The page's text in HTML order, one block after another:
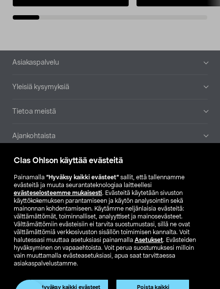
Clas Ohlson käyttää evästeitä
Painamalla ”Hyväksy kaikki evästeet” sallit, että tallennamme
evästeitä ja muuta seurantateknologiaa laitteellesi
evästeselosteemme mukaisesti. Evästeitä käytetään sivuston
käyttökokemuksen parantamiseen ja käytön analysointiin sekä
mainonnan kohdentamiseen. Käytämme neljänlaisia evästeitä:
välttämättömät, toiminnalliset, analyyttiset ja mainosevästeet.
Välttämättömiin evästeisiin ei tarvita suostumustasi, sillä ne ovat
välttämättömiä verkkosivuston sisällön toimimisen kannalta. Voit
halutessasi muuttaa asetuksiasi painamalla Asetukset. Evästeiden
hyväksyminen on vapaaehtoista. Voit perua suostumuksesi milloin
vain muuttamalla evästeasetuksiasi, apua saat tarvittaessa
asiakaspalvelustamme.
Hyväksy kaikki evästeet Poista kaikki
Alatunniste
Asiakaspalvelu
Yleisiä kysymyksiä
Tietoa meistä
Ajankohtaista
Muut yrityksemme
Etsi myymälä
SE NO FI
FI SV